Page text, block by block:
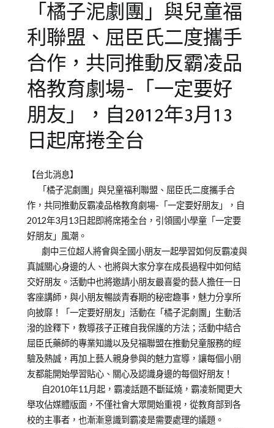
「橘子泥劇團」與兒童福
利聯盟、屈臣氏二度攜手
合作，共同推動反霸凌品
格教育劇場-「一定要好
朋友」，自2012年3月13
日起席捲全台
Posted
2012-
02-
24
Posted
橘
子
泥
少
年
兒
童
劇
團
【台北消息】
「橘子泥劇團」與兒童福利聯盟、屈臣氏二度攜手合
作，共同推動反霸凌品格教育劇場-「一定要好朋友」，自
2012年3月13日起即將席捲全台，引領國小學童「一定要
好朋友」風潮。
劇中三位超人將會與全國小朋友一起學習如何反霸凌與
真誠關心身邊的人、也將與大家分享在成長過程中如何結
交好朋友。活動中也將邀請小朋友最喜愛的藝人擔任一日
客座講師，與小朋友暢談青春期的秘密趣事，魅力分享所
向披靡！「一定要好朋友」活動在「橘子泥劇團」生動活
潑的詮釋下，教導孩子正確自我保護的方法；活動中結合
屈臣氏藥師的專業知識以及兒福聯盟在推動兒童服務的經
驗及熱誠，再加上藝人親身參與的魅力宣導，讓每個小朋
友都能開始學習貼心、關心及認識身邊的每個好朋友！
自2010年11月起，霸凌話題不斷延燒，霸凌新聞更大
舉攻佔媒體版面，不僅社會大眾開始重視，從教育部到各
校的主事者，也漸漸意識到霸凌是需要處理的議題。